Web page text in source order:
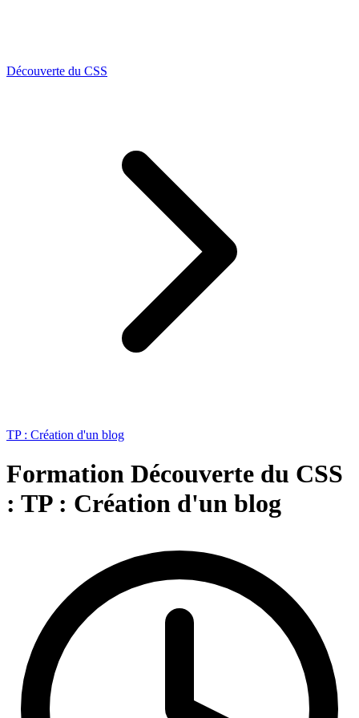
Découverte du CSS
TP : Création d'un blog
Formation Découverte du CSS
: TP : Création d'un blog